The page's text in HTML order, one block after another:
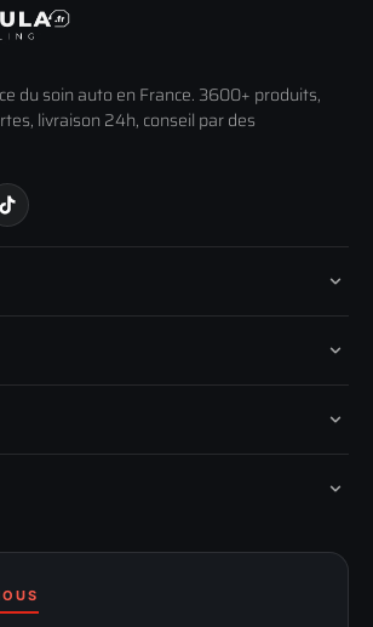
du soin auto en France. 3600+ produits,
livraison 24h, conseil par des